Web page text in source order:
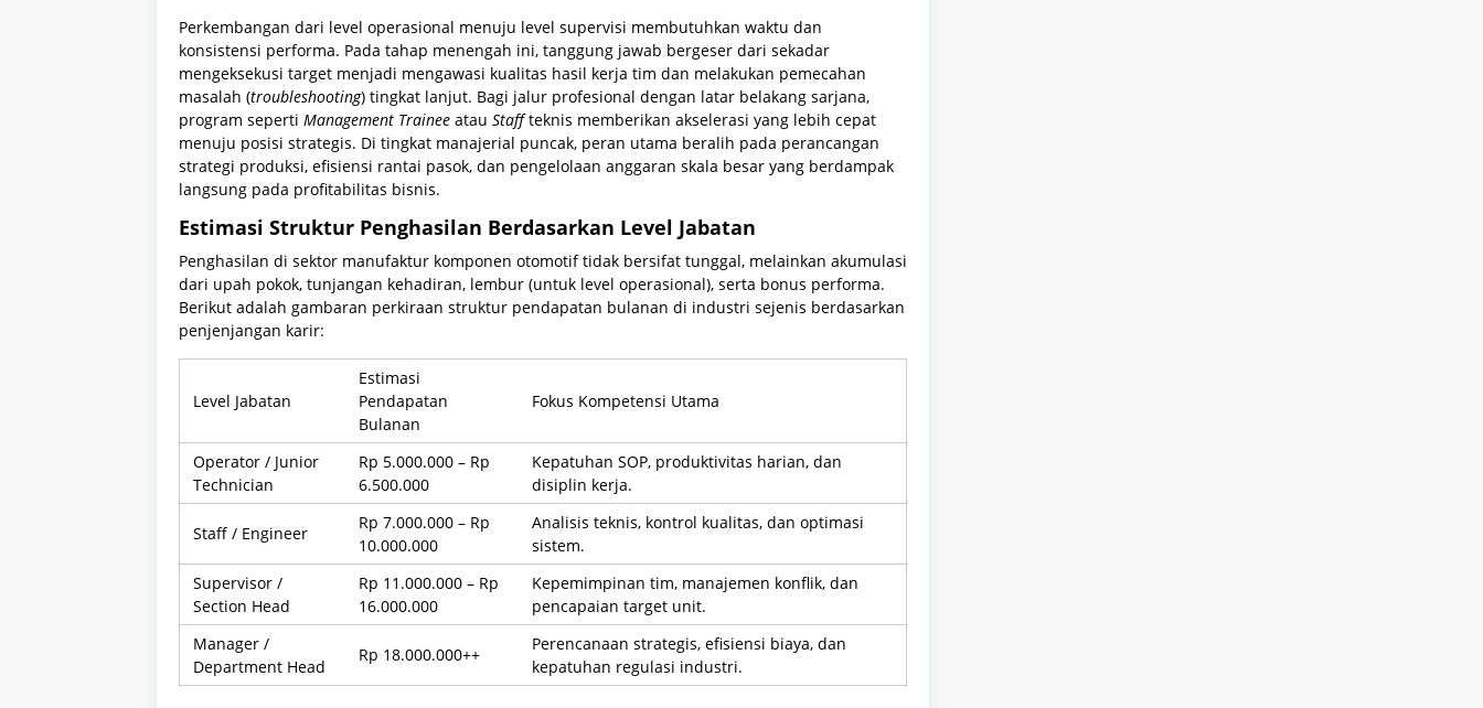
Perkembangan dari level operasional menuju level supervisi membutuhkan waktu dan
konsistensi performa. Pada tahap menengah ini, tanggung jawab bergeser dari sekadar
mengeksekusi target menjadi mengawasi kualitas hasil kerja tim dan melakukan pemecahan
masalah (troubleshooting) tingkat lanjut. Bagi jalur profesional dengan latar belakang sarjana,
program seperti Management Trainee atau Staffteknis memberikan akselerasi yang lebih cepat
menuju posisi strategis. Di tingkat manajerial puncak, peran utama beralih pada perancangan
strategi produksi, efisiensi rantai pasok, dan pengelolaan anggaran skala besar yang berdampak
langsung pada profitabilitas bisnis.
Estimasi Struktur Penghasilan Berdasarkan Level Jabatan
Penghasilan di sektor manufaktur komponen otomotif tidak bersifat tunggal, melainkan akumulasi
dari upah pokok, tunjangan kehadiran, lembur (untuk level operasional), serta bonus performa.
Berikut adalah gambaran perkiraan struktur pendapatan bulanan di industri sejenis berdasarkan
penjenjangan karir:
Level Jabatan
Estimasi
Pendapatan
Bulanan
Fokus Kompetensi Utama
Operator / Junior
Technician
Rp 5.000.000 – Rp
6.500.000
Kepatuhan SOP, produktivitas harian, dan
disiplin kerja.
Staff / Engineer
Rp 7.000.000 – Rp
10.000.000
Analisis teknis, kontrol kualitas, dan optimasi
sistem.
Supervisor /
Section Head
Rp 11.000.000 – Rp
16.000.000
Kepemimpinan tim, manajemen konflik, dan
pencapaian target unit.
Manager /
Department Head
Rp 18.000.000++
Perencanaan strategis, efisiensi biaya, dan
kepatuhan regulasi industri.